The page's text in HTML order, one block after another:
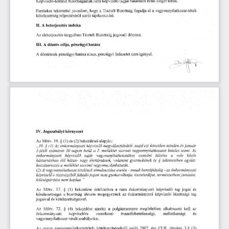
Kepviselo-testulet bizottsagainak nem kepviseld tagjai hataridon beliil eleget tettek.
Fentiekre tekintettel javaslom, hogy a Tisztelt Bizottsag fogadja el a vagyonnyilatkozat-teteli
kotelezettseg teljesiteserol szolo tajekoztatast.
II.
  A
beterjesztes indoka
Az eloterjesztes targyaban Tisztelt Bizottsag jogosult donteni.
III.
  A
dontes celja, penzugyi hatasa
A dontesnek penzugyi hatasa nines, penzugyi fedezetet nem igenyel.
IV. Jogszabalyi kornyezet
Az Motv. 39. § (1) es (2) bekezdesei alapjan:
.,39. § (1) Az onkormanyzati kepviseld megvdlasztdsdtdl, majdezt kovetoen minden ev janudr
1 -jelol szamitotl 30 napon belul a 2. melleklet szerinti vagyonnyilatkozatot koteles tenni. Az
onkormanyzati
kepviseld sajdl vagyonnyilatkozatahoz csatolni koteles a vele
kozos
haztartasban eld hdzas- vagy elettdrsdnak, valamint gyermekenek (e § tekinteteben egyiitt:
hozzdtartozd) a mellekletszerinti vagyonnyilatkozatdt.
(2) A vagyonnyilatkozat tetelenek elmulasztdsa eseten - annak benyujtasdig-az onkormanyzati
kepviseld e tisztsegebol fakadd jogait nem gyakorolhatja, tiszteleldijat, termeszetbeni juttatdst,
kbltsegteritest nem kaphat. ”
Az Motv. 57. § (1) bekezdese ertelmeben a nem onkormanyzati kepviselo tag jogai es
kbtelezettsegei a bizottsag iilesein megegyeznek az onkormanyzati kepviseld bizottsagi tag
jogaival es kbtelezettsegeivel.
Az Motv. 72. § (4) bekezdese szerint a polgarmesterre megfelelben alkalmazni kell az
onkormanyzati
kepviselore vonatkozd osszeferhetetlensegi, meltatlansagi
es
vagyonnyilatkozat-teteli szabalyokat.